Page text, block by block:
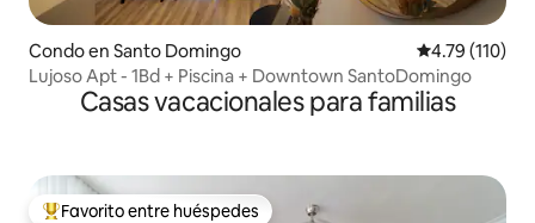
Condo en Santo Domingo Calificación
4.79 (110)
Lujoso Apt - 1Bd + Piscina + Downtown SantoDomingo
Casas vacacionales para familias
Favorito entre huéspedes